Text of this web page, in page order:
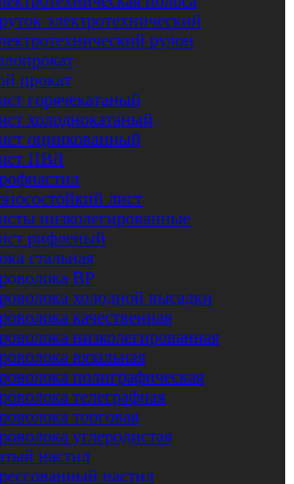
электротехнический
рулон
прокат
горячекатаный
холоднокатаный
оцинкованный
ПВЛ
лист
низколегированные
рифленый
стальная
ВР
холодной высадки
качественная
низколегированная
вязальная
полиграфическая
телеграфная
торговая
углеродистая
настил
настил